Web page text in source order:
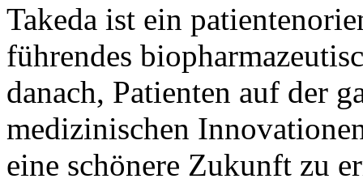
Takeda ist ein
führendes
danach, Patienten auf der
medizinischen
eine schönere Zukunft zu